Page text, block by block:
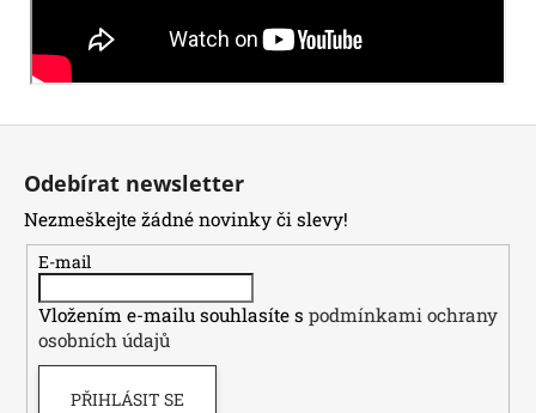
Z
Odebírat newsletter
Nezmeškejte žádné novinky či slevy!
E-mail
Vložením e-mailu souhlasíte s podmínkami ochrany
osobních údajů
PŘIHLÁSIT SE